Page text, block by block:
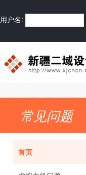
用户名:
常见问题
首页